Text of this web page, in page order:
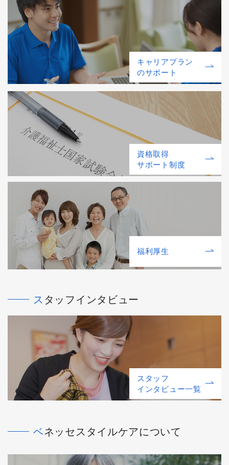
キャリアプラン
のサポート
資格取得
サポート制度
福利厚⽣
スタッフインタビュー
スタッフ
インタビュー一覧
ベネッセスタイルケアについて